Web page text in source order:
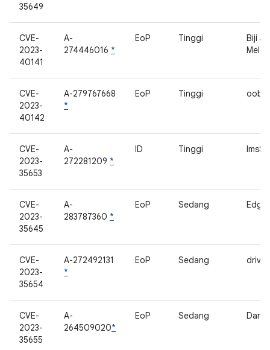
35649
CVE-
2023-
40141
A-
274446016 *
EoP Tinggi
Biji
CVE-
2023-
40142
A-279767668
*
EoP Tinggi
CVE-
2023-
35653
A-
272281209 *
ID Tinggi
CVE-
2023-
35645
A-
283787360 *
EoP Sedang
CVE-
2023-
35654
A-272492131
*
EoP Sedang driver
CVE-
2023-
35655
A-
264509020*
EoP Sedang